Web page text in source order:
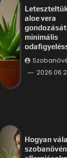
aloe vera
gondozását
minimális
Hogyan